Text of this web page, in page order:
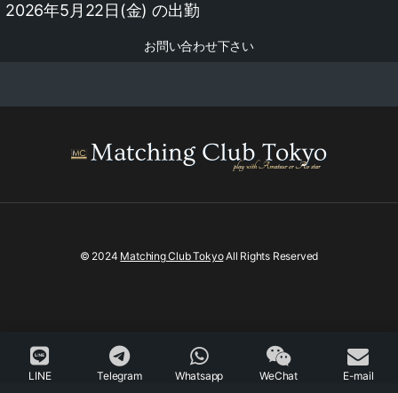
2026年5月22日(金) の出勤
お問い合わせ下さい
© 2024 Matching Club TokyoAll Rights Reserved
LINE Telegram Whatsapp WeChat E-mail